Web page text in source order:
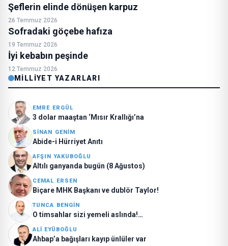
Şeflerin elinde dönüşen karpuz
26 Temmuz 2026
Sofradaki göçebe hafıza
19 Temmuz 2026
İyi kebabın peşinde
12 Temmuz 2026
MILLIYET YAZARLARI
EMRE ERGÜL
3 dolar maaştan ‘Mısır Krallığı’na
SINAN GENIM
Abide-i Hürriyet Anıtı
AFŞIN YAKUBOĞLU
Altılı ganyanda bugün (8 Ağustos)
CEMAL ERSEN
Biçare MHK Başkanı ve dublör Taylor!
TUNCA BENGIN
O timsahlar sizi yemeli aslında!…
ALI EYÜBOĞLU
Ahbap’a bağışları kayıp ünlüler var